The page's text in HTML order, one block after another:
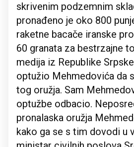
skrivenim podzemnim
pronađeno je oko 800
raketne bacače iranske
60 granata za bestrzajne
medija iz Republike
optužio Mehmedovića da
tog oružja. Sam
optužbe odbacio.
pronalaska oružja
kako ga se s tim dovodi u